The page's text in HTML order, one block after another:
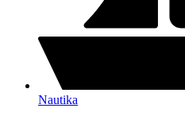
Nautika